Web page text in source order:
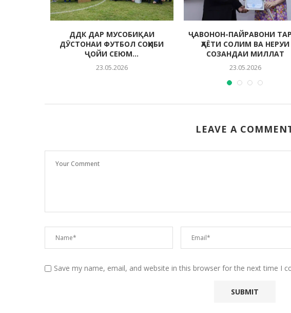
ДДК ДАР МУСОБИҚАИ
ДӮСТОНАИ ФУТБОЛ СОҲИБИ
ҶОЙИ СЕЮМ...
23.05.2026
ҶАВОНОН-ПАЙРАВОНИ
ҲАЁТИ СОЛИМ ВА НЕРУИ
СОЗАНДАИ МИЛЛАТ
23.05.2026
LEAVE A
Save my name, email, and website in this browser for the next time I